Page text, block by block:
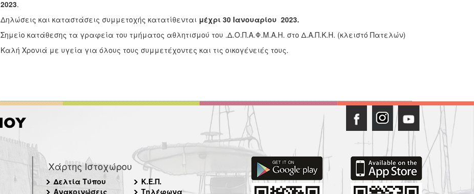
2023.
Δηλώσεις και καταστάσεις συμμετοχής κατατίθενται μέχρι 30 Ιανουαρίου 2023.
Σημείο κατάθεσης τα γραφεία του τμήματος αθλητισμού του .Δ.Ο.Π.Α.Φ.Μ.Α.Η. στο Δ.Α.Π.Κ.Η. (κλειστό Πατελών)
Καλή Χρονιά με υγεία για όλους τους συμμετέχοντες και τις οικογένειές τους.
Χάρτης Ιστοχώρου
Δελτία Τύπου
Ανακοινώσεις
Κ.Ε.Π.
Τηλέφωνα